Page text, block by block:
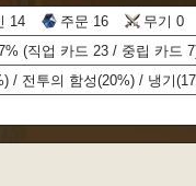
14 주문 16 무기 0
(직업 카드 23 / 중립 카드
/ 전투의 함성(20%) / 냉기